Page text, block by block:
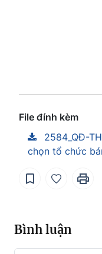
File đính kèm
2584_QĐ-
chọn tổ chức
Bình luận